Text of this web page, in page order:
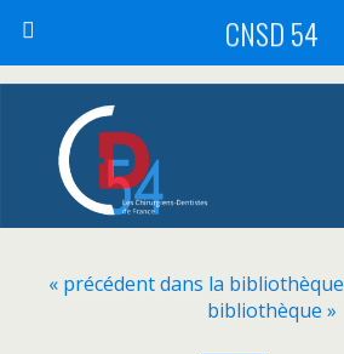
CNSD 54
« précédent dans la bibliothèque
bibliothèque »